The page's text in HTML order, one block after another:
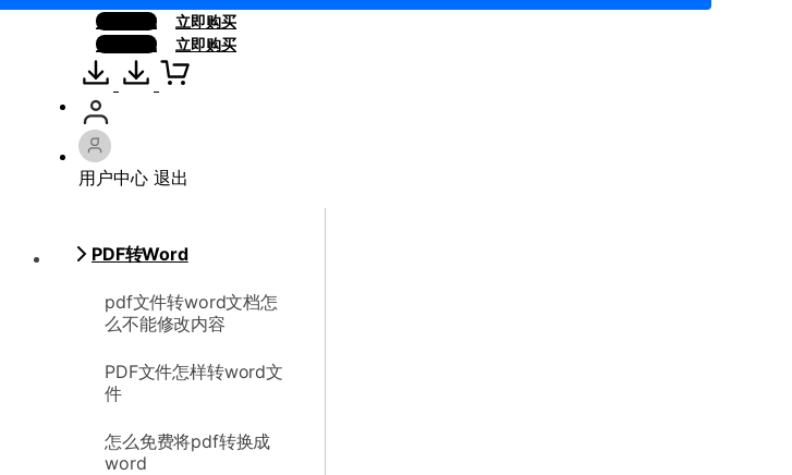
免费下载
立即购买
免费下载
立即购买
用户中心 退出
PDF转Word
pdf文件转word文档怎
么不能修改内容
PDF文件怎样转word文
件
怎么免费将pdf转换成
word